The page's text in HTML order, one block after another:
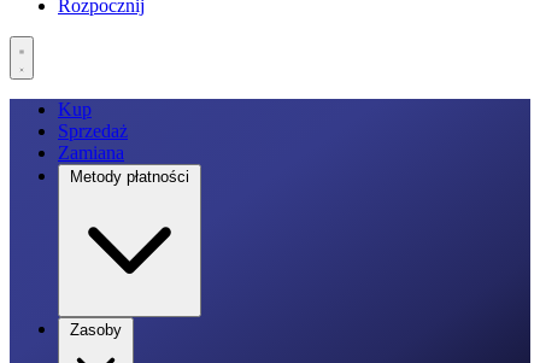
Rozpocznij
Kup
Sprzedaż
Zamiana
Metody płatności
Zasoby